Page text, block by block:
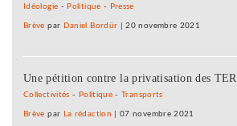
Idéologie - Politique - Presse
Brève par Daniel Bordür |20 novembre 2021
Une pétition contre la privatisation des TER
Collectivités - Politique -Transports
Brève par La rédaction |07 novembre 2021